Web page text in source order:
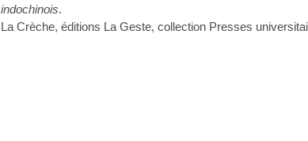
indochinois.
La Crèche, éditions La Geste, collection Presses